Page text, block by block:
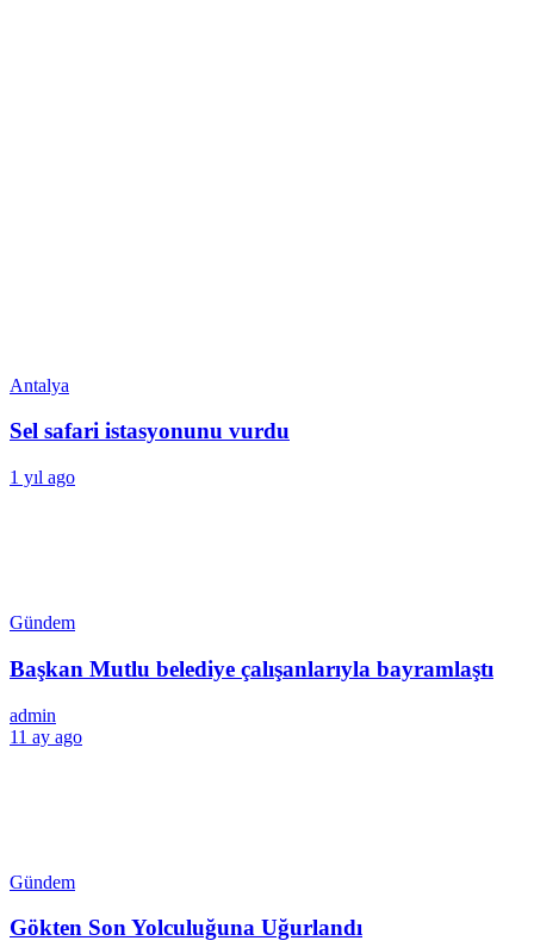
Antalya
Sel safari istasyonunu vurdu
1 yıl ago
Gündem
Başkan Mutlu belediye çalışanlarıyla bayramlaştı
admin
11 ay ago
Gündem
Gökten Son Yolculuğuna Uğurlandı